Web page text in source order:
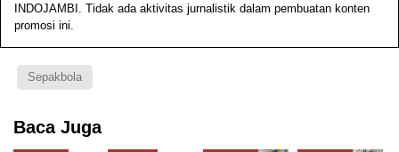
INDOJAMBI. Tidak ada aktivitas jurnalistik dalam pembuatan konten
promosi ini.
Sepakbola
Baca Juga